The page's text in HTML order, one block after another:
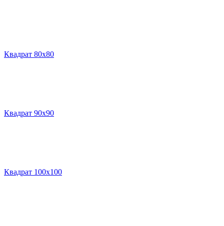
Квадрат 80х80
Квадрат 90х90
Квадрат 100х100